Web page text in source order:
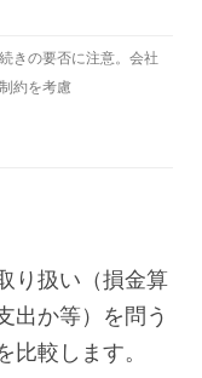
きの要否に注意。会社
約を考慮
り扱い（損金算
出か等）を問う
較します。